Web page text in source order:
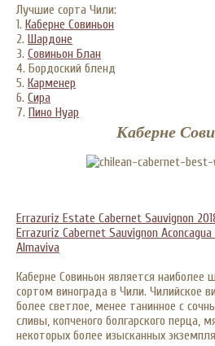
Лучшие сорта Чили:
1. Каберне Совиньон
2. Шардоне
3. Совиньон Блан
4. Бордоский бленд
5. Карменер
6. Сира
7. Пино Нуар
Каберне
Errazuriz Estate Cabernet Sauvignon 201
Errazuriz Cabernet Sauvignon
Almaviva
Каберне Совиньон является наиболее
сортом винограда в Чили. Чилийское
более светлое, менее танинное с
сливы, копченого болгарского перца,
некоторых более изысканных